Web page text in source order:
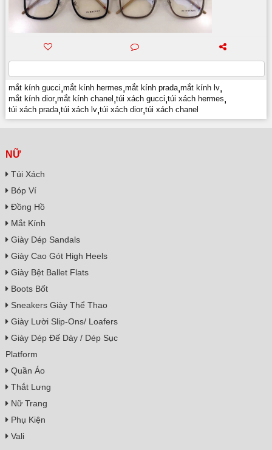
mắt kính gucci,mắt kính hermes,mắt kính prada,mắt kính lv,
mắt kính dior,mắt kính chanel ,túi xách gucci,túi xách hermes,
túi xách prada,túi xách lv,túi xách dior,túi xách chanel
NỮ
Túi Xách
Bóp Ví
Đồng Hồ
Mắt Kính
Giày Dép Sandals
Giày Cao Gót High Heels
Giày Bệt Ballet Flats
Boots Bốt
Sneakers Giày Thể Thao
Giày Lười Slip-Ons/ Loafers
Giày Dép Đế Dày / Dép Sục
Platform
Quần Áo
Thắt Lưng
Nữ Trang
Phụ Kiện
Vali